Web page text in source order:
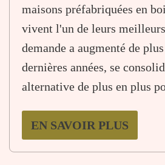
maisons préfabriquées en
vivent l'un de leurs
demande a augmenté de
dernières années, se
alternative de plus en plus
EN SAVOIR PLUS